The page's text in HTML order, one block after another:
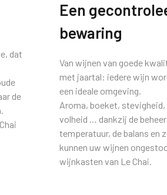
dat
de
Een
bewaring
Van wijnen van goede
met jaartal: iedere wijn
een ideale omgeving.
Aroma, boeket, stevigheid,
volheid … dankzij de
temperatuur, de balans en
kunnen uw wijnen
wijnkasten van Le Chai.